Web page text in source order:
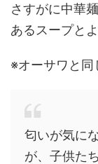
さすがに中華
あるスープと
※オーサワと同
匂いが気に
が、子供た